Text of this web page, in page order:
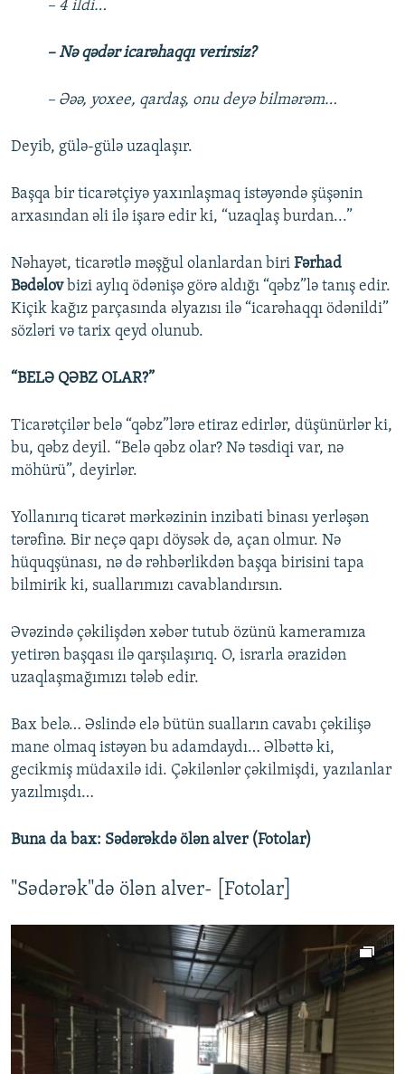
– 4 ildi…
– Nə qədər icarəhaqqı verirsiz?
– Əəə, yoxee, qardaş, onu deyə bilmərəm…
Deyib, gülə-gülə uzaqlaşır.
Başqa bir ticarətçiyə yaxınlaşmaq istəyəndə şüşənin
arxasından əli ilə işarə edir ki, “uzaqlaş burdan...”
Nəhayət, ticarətlə məşğul olanlardan biri Fərhad
Bədəlovbizi aylıq ödənişə görə aldığı “qəbz”lə tanış edir.
Kiçik kağız parçasında əlyazısı ilə “icarəhaqqı ödənildi”
sözləri və tarix qeyd olunub.
“BELƏ QƏBZ OLAR?”
Ticarətçilər belə “qəbz”lərə etiraz edirlər, düşünürlər ki,
bu, qəbz deyil. “Belə qəbz olar? Nə təsdiqi var, nə
möhürü”, deyirlər.
Yollanırıq ticarət mərkəzinin inzibati binası yerləşən
tərəfinə. Bir neçə qapı döysək də, açan olmur. Nə
hüquqşünası, nə də rəhbərlikdən başqa birisini tapa
bilmirik ki, suallarımızı cavablandırsın.
Əvəzində çəkilişdən xəbər tutub özünü kameramıza
yetirən başqası ilə qarşılaşırıq. O, israrla ərazidən
uzaqlaşmağımızı tələb edir.
Bax belə… Əslində elə bütün sualların cavabı çəkilişə
mane olmaq istəyən bu adamdaydı… Əlbəttə ki,
gecikmiş müdaxilə idi. Çəkilənlər çəkilmişdi, yazılanlar
yazılmışdı…
Buna da bax: Sədərəkdə ölən alver (Fotolar)
"Sədərək"də ölən alver- [Fotolar]